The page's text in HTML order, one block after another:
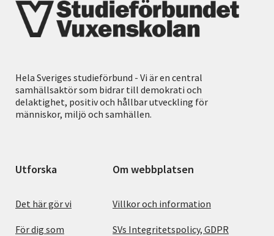
Hela Sveriges studieförbund - Vi är en central
samhällsaktör som bidrar till demokrati och
delaktighet, positiv och hållbar utveckling för
människor, miljö och samhällen.
Utforska
Det här gör vi
För dig som
Om webbplatsen
Villkor och information
SVs Integritetspolicy, GDPR